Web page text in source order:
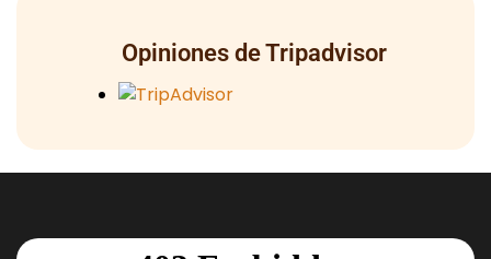
Opiniones de Tripadvisor